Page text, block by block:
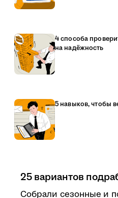
4 способа
на надёжность
5 навыков, чтобы
25 вариантов
Собрали сезонные и